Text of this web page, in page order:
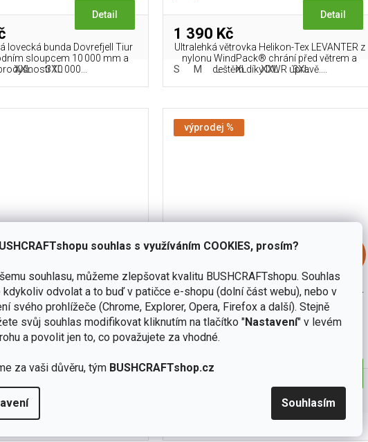
souhlas s využíváním COOKIES, prosím?
souhlasu, můžeme zlepšovat kvalitu BUSHCRAFTshopu. Souhlas
kdykoliv odvolat a to buď v patičce e-shopu (dolní část webu), nebo v
svého prohlížeče (Chrome, Explorer, Opera, Firefox a další). Stejně
svůj souhlas modifikovat kliknutím na tlačítko "Nastavení" v levém
a povolit jen to, co považujete za vhodné.
za vaši důvěru, tým BUSHCRAFTshop.cz
Souhlasím
Detail
lovecká bunda Dovrefjell Tiur
sloupcem 10 000 mm a
10 000...
XXL 3XL
1 390 Kč
Detail
Ultralehká větrovka Helikon-Tex LEVANTER z
nylonu WindPack® chrání před větrem a
deštěm díky DWR úpravě....
S M L XL XXL 3XL
Tex Alpha Tactical
Fleece - Black
Detail
fleecová bunda Helikon-Tex
teplo a pohodlí,...
XL XXL
výprodej %
Kapuce BUFFALO SYSTEMS DP Hood -
Olive Green
skladem -
doprodej
Jednoduché připevnění k anorakům a
bundám BUFFALO Systems.